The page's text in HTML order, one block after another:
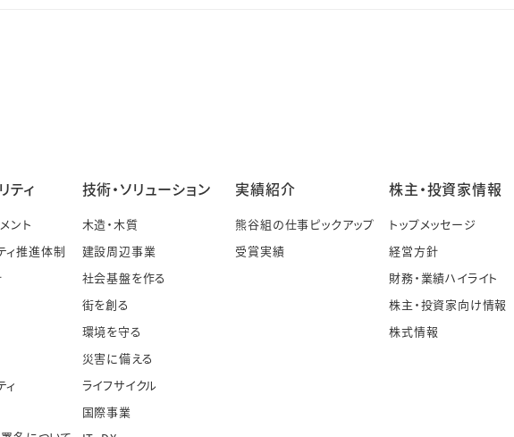
ティ
ント
ィ推進体制
ィ
技術・ソリューション
木造・木質
建設周辺事業
社会基盤を作る
街を創る
環境を守る
災害に備える
ライフサイクル
国際事業
実績紹介
熊谷組の仕事ピックアップ
受賞実績
株主・投資家情報
トップメッセージ
経営方針
財務・業績ハイライト
株主・投資家向け情報
株式情報